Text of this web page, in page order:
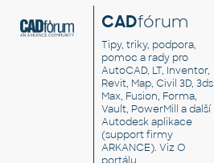
CADfórum
Tipy, triky, podpora,
pomoc a rady pro
AutoCAD, LT, Inventor,
Revit, Map, Civil 3D, 3ds
Max, Fusion, Forma,
Vault, PowerMill a další
Autodesk aplikace
(support firmy
ARKANCE). VizO
portálu